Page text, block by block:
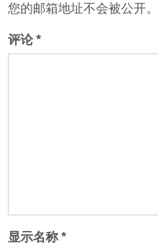
您的邮箱地址不会被公开。
评论*
显示名称 *